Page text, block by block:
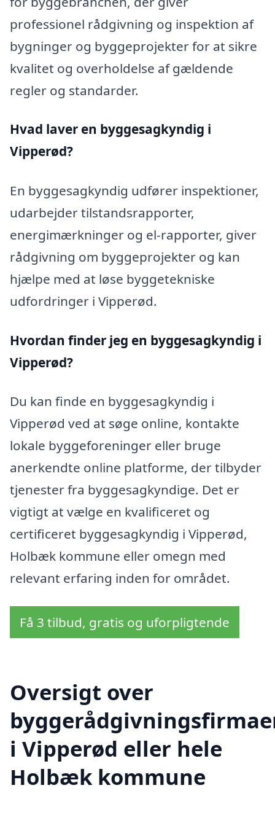
professionel rådgivning og inspektion af
bygninger og byggeprojekter for at sikre
kvalitet og overholdelse af gældende
regler og standarder.
Hvad laver en byggesagkyndig i
Vipperød?
En byggesagkyndig udfører inspektioner,
udarbejder tilstandsrapporter,
energimærkninger og el-rapporter, giver
rådgivning om byggeprojekter og kan
hjælpe med at løse byggetekniske
udfordringer i Vipperød.
Hvordan finder jeg en byggesagkyndig i
Vipperød?
Du kan finde en byggesagkyndig i
Vipperød ved at søge online, kontakte
lokale byggeforeninger eller bruge
anerkendte online platforme, der tilbyder
tjenester fra byggesagkyndige. Det er
vigtigt at vælge en kvalificeret og
certificeret byggesagkyndig i Vipperød,
Holbæk kommune eller omegn med
relevant erfaring inden for området.
Få 3 tilbud, gratis og uforpligtende
Oversigt over
i Vipperød eller hele
Holbæk kommune